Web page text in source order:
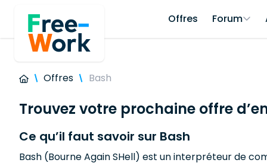
Offres Forum
Offres Bash
Trouvez votre prochaine offre
Ce qu’il faut savoir sur Bash
Bash (Bourne Again SHell) est un interpréteur de